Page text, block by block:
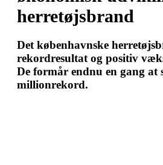
herretøjsbrand
Det københavnske
rekordresultat og positiv
De formår endnu en gang at
millionrekord.